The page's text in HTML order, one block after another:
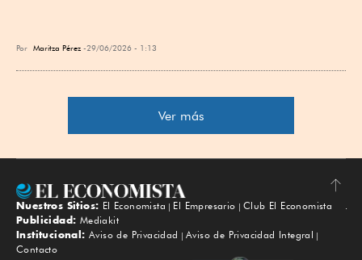
Por Maritza Pérez 29/06/2026 - 1:13
Ver más
Subir
Nuestros Sitios: El Economista El Empresario
Club El Economista
Publicidad: Mediakit
Institucional: Aviso de Privacidad
Aviso de Privacidad Integral
Contacto